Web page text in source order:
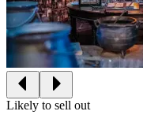
Likely to sell out